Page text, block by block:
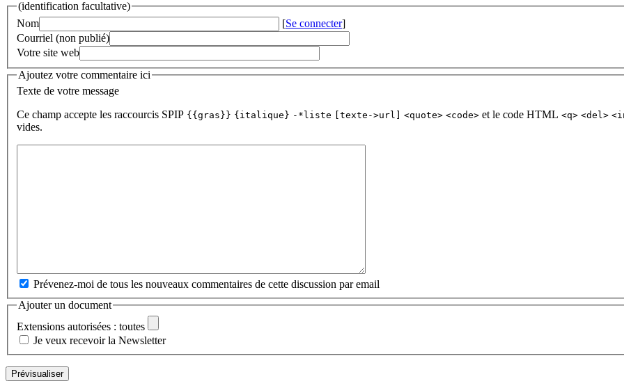
(identification facultative)
Nom
[Se connecter]
Courriel (non publié)
Votre site web
Ajoutez votre commentaire ici
Texte de votre message
Ce champ accepte les raccourcis SPIP {{gras}} {italique} -*liste [texte->url] <quote> <code> et le code HTML <q> <del>
vides.
Prévenez-moi de tous les nouveaux commentaires de cette discussion par email
Ajouter un document
Extensions autorisées : toutes
Je veux recevoir la Newsletter